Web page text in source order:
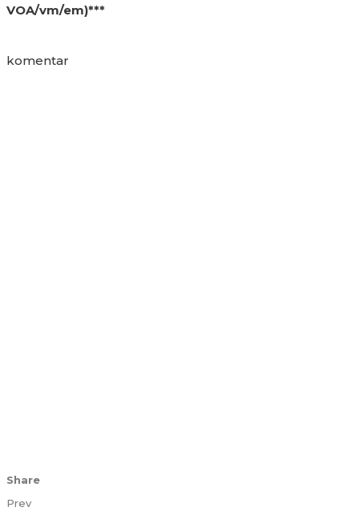
VOA/vm/em)***
komentar
Share
Prev